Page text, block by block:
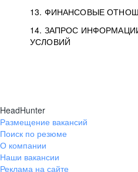
13. ФИНАНСОВЫЕ
14. ЗАПРОС
УСЛОВИЙ
HeadHunter
Размещение вакансий
Поиск по резюме
О компании
Наши вакансии
Реклама на сайте